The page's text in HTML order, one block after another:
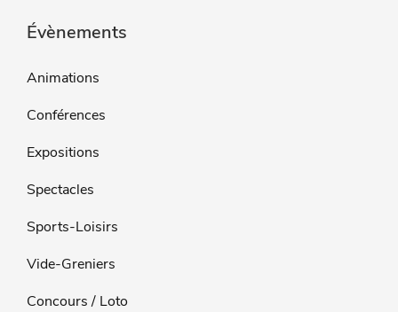
Évènements
Animations
Conférences
Expositions
Spectacles
Sports-Loisirs
Vide-Greniers
Concours / Loto